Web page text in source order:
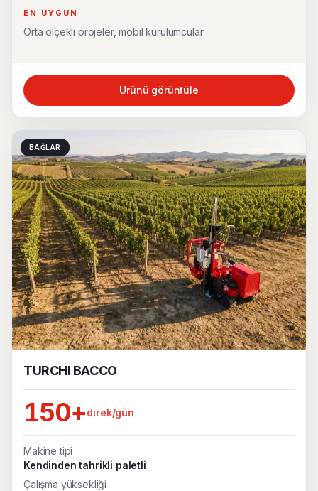
EN UYGUN
Orta ölçekli projeler, mobil kurulumcular
Ürünü görüntüle
BAĞLAR
TURCHI BACCO
150+direk/gün
Makine tipi
Kendinden tahrikli paletli
Çalışma yüksekliği